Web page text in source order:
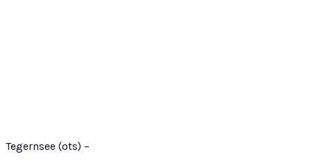
Tegernsee (ots) –